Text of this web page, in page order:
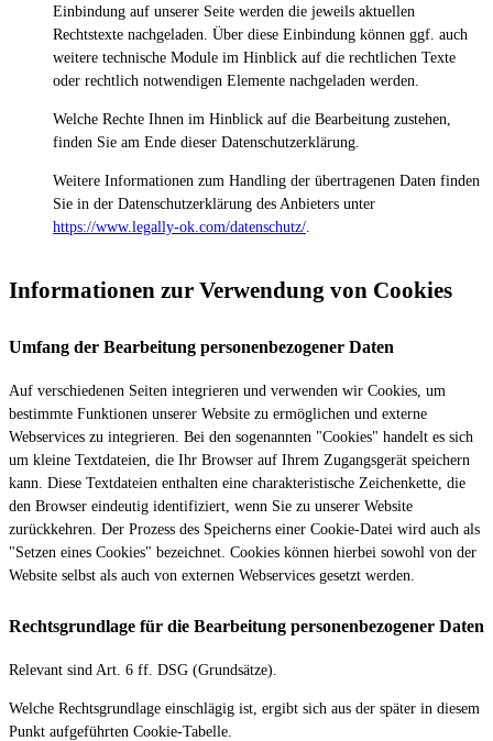
Einbindung auf unserer Seite werden die jeweils aktuellen
Rechtstexte nachgeladen. Über diese Einbindung können ggf. auch
weitere technische Module im Hinblick auf die rechtlichen Texte
oder rechtlich notwendigen Elemente nachgeladen werden.
Welche Rechte Ihnen im Hinblick auf die Bearbeitung zustehen,
finden Sie am Ende dieser Datenschutzerklärung.
Weitere Informationen zum Handling der übertragenen Daten finden
Sie in der Datenschutzerklärung des Anbieters unter
https://www.legally-ok.com/datenschutz/.
Informationen zur Verwendung von Cookies
Umfang der Bearbeitung personenbezogener Daten
Auf verschiedenen Seiten integrieren und verwenden wir Cookies, um
bestimmte Funktionen unserer Website zu ermöglichen und externe
Webservices zu integrieren. Bei den sogenannten "Cookies" handelt es sich
um kleine Textdateien, die Ihr Browser auf Ihrem Zugangsgerät speichern
kann. Diese Textdateien enthalten eine charakteristische Zeichenkette, die
den Browser eindeutig identifiziert, wenn Sie zu unserer Website
zurückkehren. Der Prozess des Speicherns einer Cookie-Datei wird auch als
"Setzen eines Cookies" bezeichnet. Cookies können hierbei sowohl von der
Website selbst als auch von externen Webservices gesetzt werden.
Rechtsgrundlage für die Bearbeitung personenbezogener Daten
Relevant sind Art. 6 ff. DSG (Grundsätze).
Welche Rechtsgrundlage einschlägig ist, ergibt sich aus der später in diesem
Punkt aufgeführten Cookie-Tabelle.